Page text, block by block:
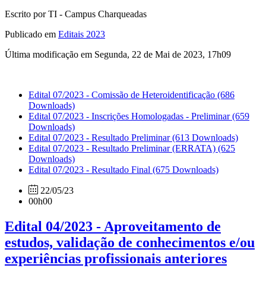
Escrito por TI - Campus Charqueadas
Publicado em Editais 2023
Última modificação em Segunda, 22 de Mai de 2023, 17h09
Edital 07/2023 - Comissão de Heteroidentificação (686
Downloads)
Edital 07/2023 - Inscrições Homologadas - Preliminar(659
Downloads)
Edital 07/2023 - Resultado Preliminar(613 Downloads)
Edital 07/2023 - Resultado Preliminar (ERRATA) (625
Downloads)
Edital 07/2023 - Resultado Final (675 Downloads)
22/05/23
00h00
Edital 04/2023 - Aproveitamento de
estudos, validação de conhecimentos e/ou
experiências profissionais anteriores